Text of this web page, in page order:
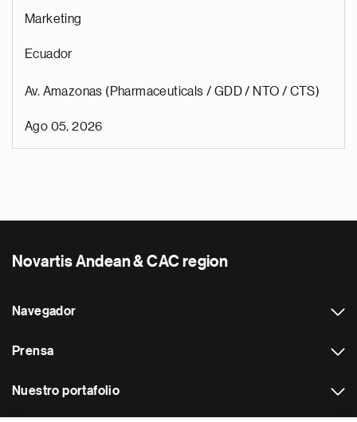
Marketing
Ecuador
Av. Amazonas (Pharmaceuticals / GDD / NTO / CTS)
Ago 05, 2026
Novartis Andean & CAC region
Navegador
Prensa
Nuestro portafolio